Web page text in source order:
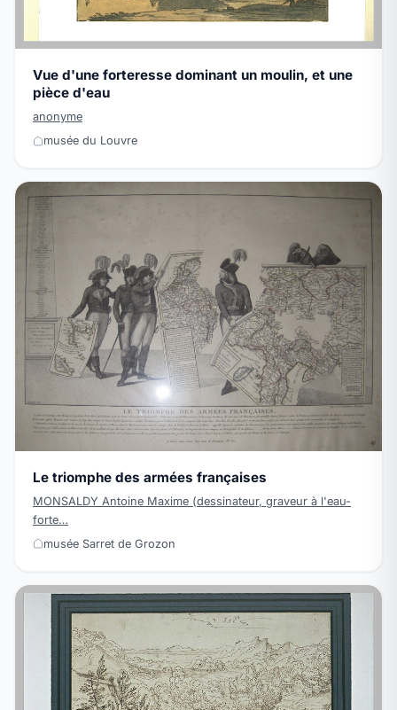
Vue d'une forteresse dominant un moulin, et une
pièce d'eau
anonyme
musée du Louvre
Le triomphe des armées françaises
MONSALDY Antoine Maxime (dessinateur, graveur à l'eau-
forte…
musée Sarret de Grozon